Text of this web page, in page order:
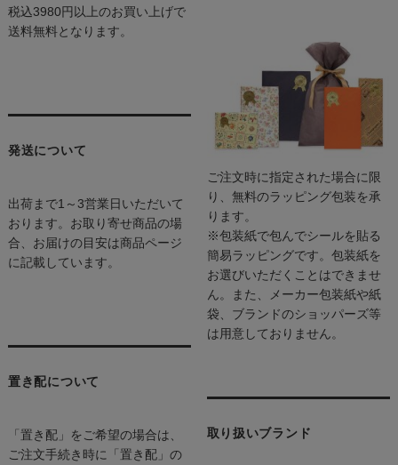
税込3980円以上のお買い上げで
送料無料となります。
発送について
出荷まで1～3営業日いただいて
おります。お取り寄せ商品の場
合、お届けの目安は商品ページ
に記載しています。
置き配について
「置き配」をご希望の場合は、
ご注文手続き時に「置き配」の
ご注文時に指定された場合に限
り、無料のラッピング包装を承
ります。
※包装紙で包んでシールを貼る
簡易ラッピングです。包装紙を
お選びいただくことはできませ
ん。また、メーカー包装紙や紙
袋、ブランドのショッパーズ等
は用意しておりません。
取り扱いブランド